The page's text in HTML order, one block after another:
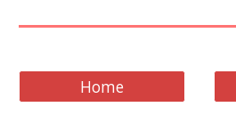
Home